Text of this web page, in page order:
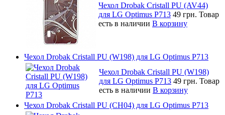
Чехол Drobak Cristall PU (AV44)
для LG Optimus P713 49 грн. Товар
есть в наличии В корзину
Чехол Drobak Cristall PU (W198) для LG Optimus P713
Чехол Drobak Cristall PU (W198)
для LG Optimus P713 49 грн. Товар
есть в наличии В корзину
Чехол Drobak Cristall PU (CH04) для LG Optimus P713